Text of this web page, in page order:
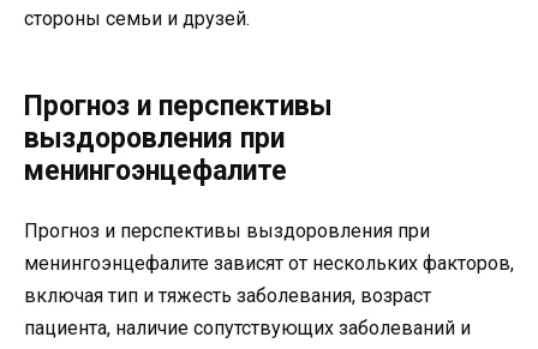
стороны семьи и друзей.
Прогноз и перспективы
выздоровления при
менингоэнцефалите
Прогноз и перспективы выздоровления при
менингоэнцефалите зависят от нескольких факторов,
включая тип и тяжесть заболевания, возраст
пациента, наличие сопутствующих заболеваний и